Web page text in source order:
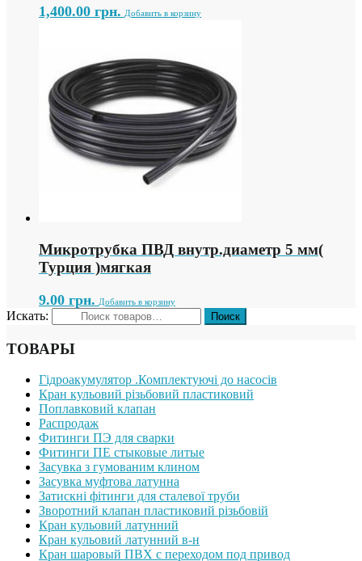
1,400.00 грн. Добавить в корзину
Микротрубка ПВД внутр.диаметр 5 мм(
Турция )мягкая
9.00 грн. Добавить в корзину
Искать:
ТОВАРЫ
Гідроакумулятор .Комплектуючі до насосів
Кран кульовий різьбовий пластиковий
Поплавковий клапан
Распродаж
Фитинги ПЭ для сварки
Фитинги ПЕ стыковые литые
Засувка з гумованим клином
Засувка муфтова латунна
Затискні фітинги для сталевої труби
Зворотний клапан пластиковий різьбовій
Кран кульовий латунний
Кран кульовий латунний в-н
Кран шаровый ПВХ с переходом под привод